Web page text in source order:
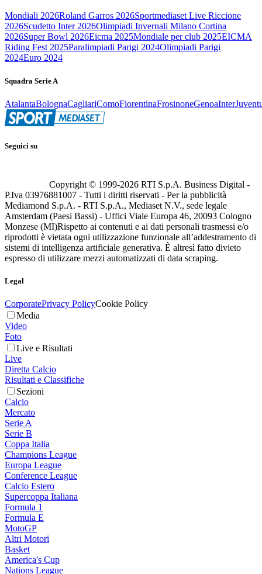
Mondiali 2026Roland Garros 2026Sportmediaset Live Riccione
2026Scudetto Inter 2026Olimpiadi Invernali Milano Cortina
2026Super Bowl 2026Eicma 2025Mondiale per club 2025EICMA
Riding Fest 2025Paralimpiadi Parigi 2024Olimpiadi Parigi
2024Euro 2024
Squadra Serie A
AtalantaBolognaCagliariComoFiorentinaFrosinoneGenoaInter
Seguici su
Copyright © 1999-2026 RTI S.p.A. Business Digital -
P.Iva 03976881007 - Tutti i diritti riservati - Per la pubblicità
Mediamond S.p.A. - RTI S.p.A., Mediaset N.V., sede legale
Amsterdam (Paesi Bassi) - Uffici Viale Europa 46, 20093 Cologno
Monzese (MI)Rispetto ai contenuti e ai dati personali trasmessi e/o
riprodotti è vietata ogni utilizzazione funzionale all’addestramento di
sistemi di intelligenza artificiale generativa. È altresì fatto divieto
espresso di utilizzare mezzi automatizzati di data scraping.
Legal
CorporatePrivacy PolicyCookie Policy
Media
Video
Foto
Live e Risultati
Live
Diretta Calcio
Risultati e Classifiche
Sezioni
Calcio
Mercato
Serie A
Serie B
Coppa Italia
Champions League
Europa League
Conference League
Calcio Estero
Supercoppa Italiana
Formula 1
Formula E
MotoGP
Altri Motori
Basket
America's Cup
Nations League